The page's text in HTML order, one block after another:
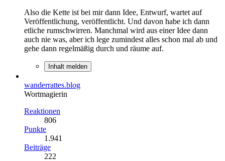
Also die Kette ist bei mir dann Idee, Entwurf, wartet auf
Veröffentlichung, veröffentlicht. Und davon habe ich dann
etliche rumschwirren. Manchmal wird aus einer Idee dann
auch nie was, aber ich lege zumindest alles schon mal ab und
gehe dann regelmäßig durch und räume auf.
Inhalt melden
wanderrattes.blog
Wortmagierin
Reaktionen
806
Punkte
1.941
Beiträge
222